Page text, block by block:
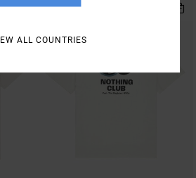
ALL COUNTRIES